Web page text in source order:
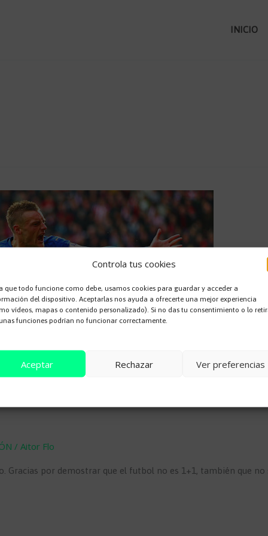
Controla tus cookies
que todo funcione como debe, usamos cookies para guardar y acceder a
del dispositivo. Aceptarlas nos ayuda a ofrecerte una mejor experiencia
vídeos, mapas o contenido personalizado). Si no das tu consentimiento o lo
funciones podrían no funcionar correctamente.
Aceptar Rechazar Ver preferencias
INICIO
/ Aitor Flo
Gracias por demostrar que el futbol no es 1+1, también que